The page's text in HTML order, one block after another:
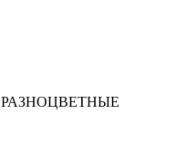
РАЗНОЦВЕТНЫЕ